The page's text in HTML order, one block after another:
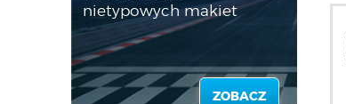
nietypowych makiet
ZOBACZ